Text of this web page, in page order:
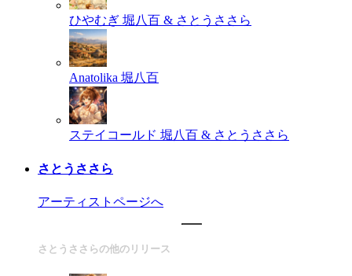
ひやむぎ 堀八百 & さとうささら
Anatolika 堀八百
ステイコールド 堀八百 & さとうささら
さとうささら
アーティストページへ
さとうささらの他のリリース